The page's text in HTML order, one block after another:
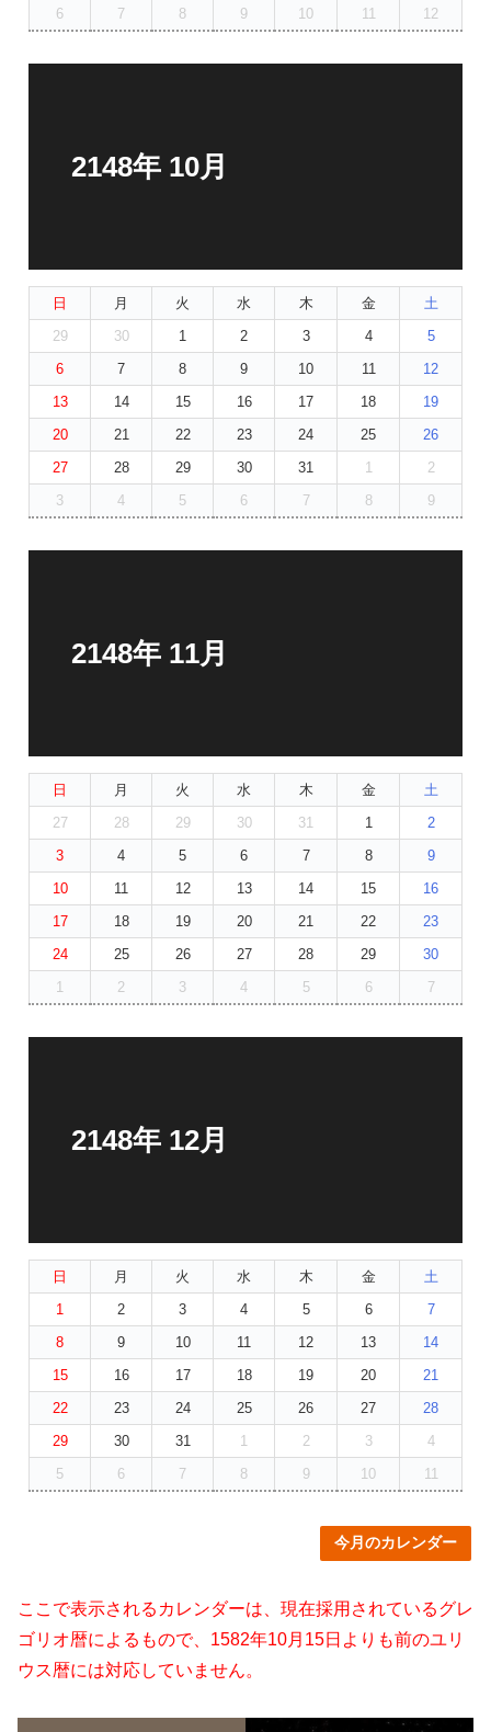
6
7 8 9 10 11 12
2148年 10月
日 月 火 水 木 金
土
29
30 1 2 3 4
5
6
7 8 9 10 11
12
13
14 15 16 17 18
19
20
21 22 23 24 25
26
27
28 29 30 31 1
2
3
4 5 6 7 8 9
2148年 11月
日 月 火 水 木 金
土
27
28 29 30 31 1
2
3
4 5 6 7 8
9
10
11 12 13 14 15
16
17
18 19 20 21 22
23
24
25 26 27 28 29
30
1
2 3 4 5 6 7
2148年 12月
日 月 火 水 木 金
土
1
2 3 4 5 6
7
8
9 10 11 12 13
14
15
16 17 18 19 20
21
22
23 24 25 26 27
28
29
30 31 1 2 3
4
5
6 7 8 9 10 11
今月のカレンダー
ここで表示されるカレンダーは、現在採用されているグレ
ゴリオ暦によるもので、1582年10月15日よりも前のユリ
ウス暦には対応していません。